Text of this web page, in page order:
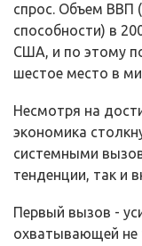
спрос. Объем ВВП
способности) в
США, и по этому
шестое место в
Несмотря на
экономика
системными
тен­денции, так и
Первый вызов -
охватывающей не